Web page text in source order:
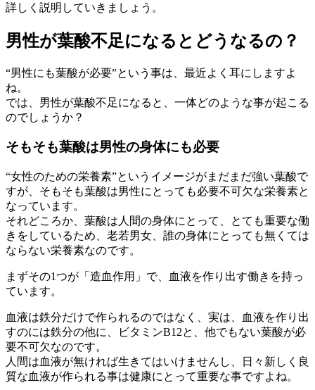
詳しく説明していきましょう。
男性が葉酸不足になるとどうなるの？
“男性にも葉酸が必要”という事は、最近よく耳にしますよ
ね。
では、男性が葉酸不足になると、一体どのような事が起こる
のでしょうか？
そもそも葉酸は男性の身体にも必要
“女性のための栄養素”というイメージがまだまだ強い葉酸で
すが、そもそも葉酸は男性にとっても必要不可欠な栄養素と
なっています。
それどころか、 葉酸は人間の身体にとって、とても重要な働
きをしているため、老若男女、誰の身体にとっても無くては
ならない栄養素なのです。
まずその1つが「造血作用」で、血液を作り出す働きを持っ
ています。
血液は鉄分だけで作られるのではなく、実は、血液を作り出
すのには鉄分の他に、ビタミンB12と、他でもない葉酸が必
要不可欠なのです。
人間は血液が無ければ生きてはいけませんし、日々新しく良
質な血液が作られる事は健康にとって重要な事ですよね。